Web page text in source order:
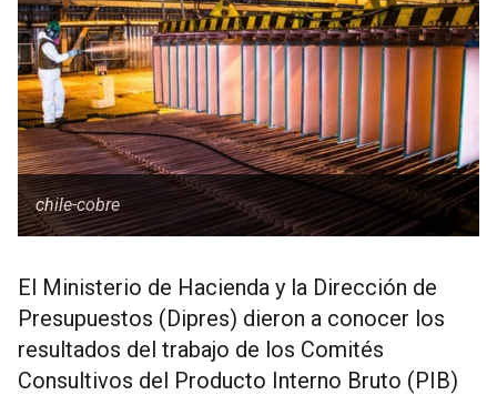
chile-cobre
El Ministerio de Hacienda y la Dirección de
Presupuestos (Dipres) dieron a conocer los
resultados del trabajo de los Comités
Consultivos del Producto Interno Bruto (PIB)